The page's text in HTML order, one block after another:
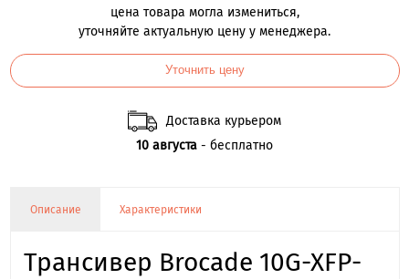
цена товара могла измениться,
уточняйте актуальную цену у менеджера.
Уточнить цену
Доставка курьером
10 августа - бесплатно
Описание Характеристики
Трансивер Brocade 10G-XFP-